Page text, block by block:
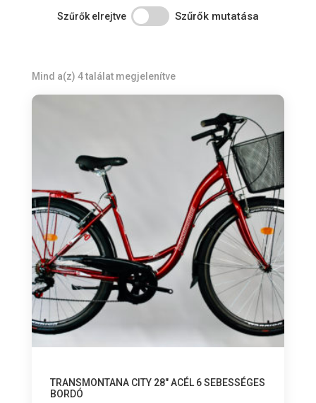
Szűrők elrejtve Szűrők mutatása
Mind a(z) 4 találat megjelenítve
TRANSMONTANA CITY 28″ ACÉL 6 SEBESSÉGES
BORDÓ